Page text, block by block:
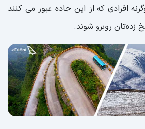
افرادی که از این جاده عبور می کنند
روبرو شوند.